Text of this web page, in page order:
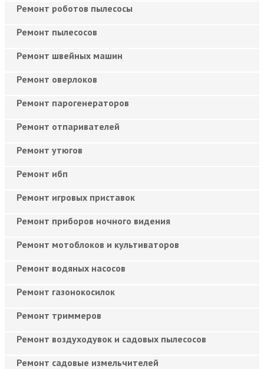
Ремонт роботов пылесосы
Ремонт пылесосов
Ремонт швейных машин
Ремонт оверлоков
Ремонт парогенераторов
Ремонт отпаривателей
Ремонт утюгов
Ремонт ибп
Ремонт игровых приставок
Ремонт приборов ночного видения
Ремонт мотоблоков и культиваторов
Ремонт водяных насосов
Ремонт газонокосилок
Ремонт триммеров
Ремонт воздуходувок и садовых пылесосов
Ремонт садовые измельчителей